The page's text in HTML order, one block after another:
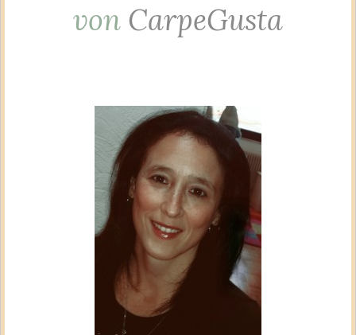
von CarpeGusta